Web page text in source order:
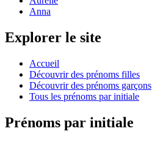
Anna
Explorer le site
Accueil
Découvrir des prénoms filles
Découvrir des prénoms garçons
Tous les prénoms par initiale
Prénoms par initiale